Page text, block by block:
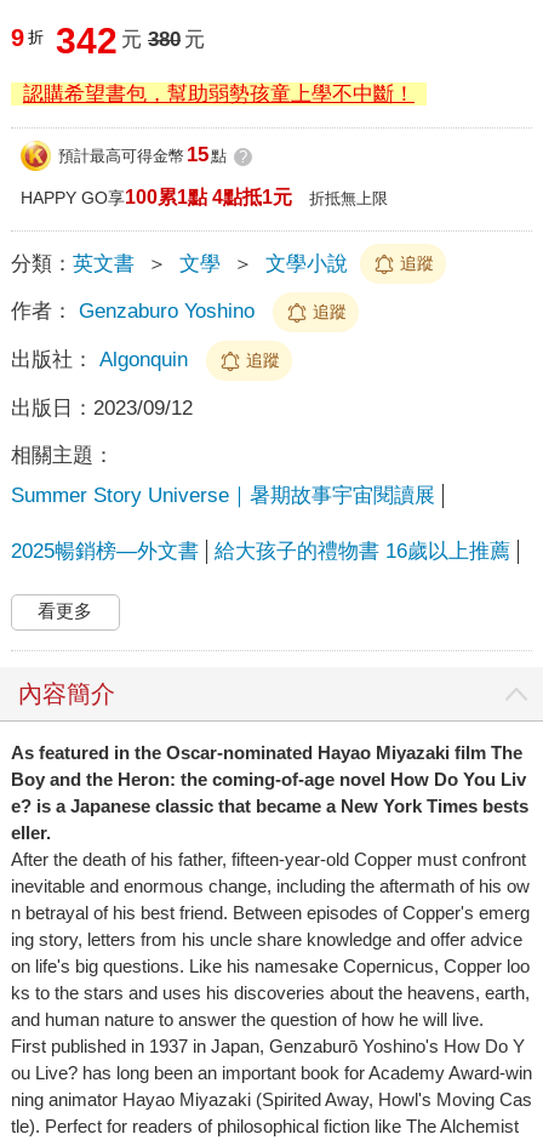
9 折 342 元 380 元
認購希望書包，幫助弱勢孩童上學不中斷！
預計最高可得金幣 15點 ?
HAPPY GO享100累1點 4點抵1元 折抵無上限
分類： 英文書 ＞ 文學 ＞ 文學小說 追蹤
作者： Genzaburo Yoshino 追蹤
出版社： Algonquin 追蹤
出版日： 2023/09/12
相關主題：
Summer Story Universe｜暑期故事宇宙閱讀展
2025暢銷榜—外文書 給大孩子的禮物書 16歲以上推薦
看更多
內容簡介
As featured in the Oscar-nominated Hayao Miyazaki film The
Boy and the Heron: the coming-of-age novel How Do You Liv
e? is a Japanese classic that became a New York Times bests
eller.
After the death of his father, fifteen-year-old Copper must confront
inevitable and enormous change, including the aftermath of his ow
n betrayal of his best friend. Between episodes of Copper's emerg
ing story, letters from his uncle share knowledge and offer advice
on life's big questions. Like his namesake Copernicus, Copper loo
ks to the stars and uses his discoveries about the heavens, earth,
and human nature to answer the question of how he will live.
First published in 1937 in Japan, Genzaburō Yoshino's How Do Y
ou Live? has long been an important book for Academy Award-win
ning animator Hayao Miyazaki (Spirited Away, Howl's Moving Cas
tle). Perfect for readers of philosophical fiction like The Alchemist